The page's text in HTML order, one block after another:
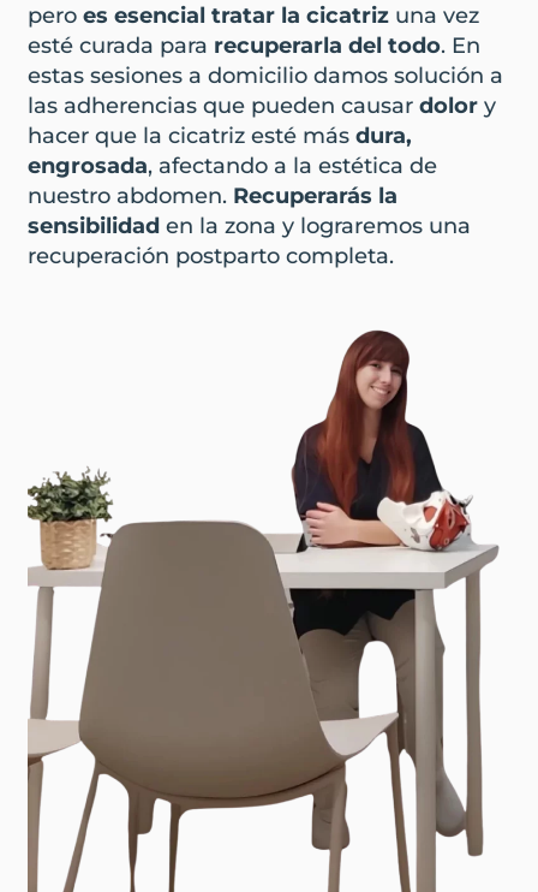
pero es esencial tratar la cicatrizuna vez
esté curada para recuperarla del todo. En
estas sesiones a domicilio damos solución a
las adherencias que pueden causar dolory
hacer que la cicatriz esté más dura,
engrosada, afectando a la estética de
nuestro abdomen. Recuperarás la
sensibilidad en la zona y lograremos una
recuperación postparto completa.